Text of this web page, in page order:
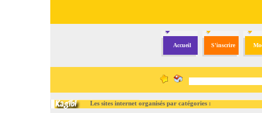
Accueil S'inscrire
Les sites internet organisés par catégories :